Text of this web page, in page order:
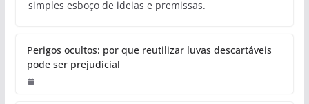
simples esboço de ideias e premissas.
Perigos ocultos: por que reutilizar luvas descartáveis
pode ser prejudicial